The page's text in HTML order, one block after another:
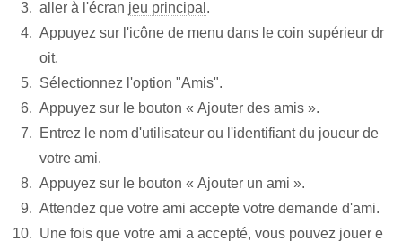
aller à l'écran jeu principal .
Appuyez sur l'icône de menu dans le coin supérieur dr
oit.
Sélectionnez l'option "Amis".
Appuyez sur le bouton « Ajouter des amis ».
Entrez le nom d'utilisateur ou l'identifiant du joueur de
votre ami.
Appuyez sur le bouton « Ajouter un ami ».
Attendez que votre ami accepte votre demande d'ami.
Une fois que votre ami a accepté, vous pouvez jouer e